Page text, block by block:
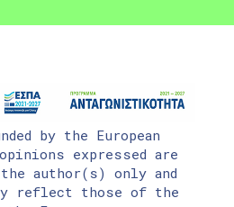
by the European
expressed are
author(s) only and
reflect those of the